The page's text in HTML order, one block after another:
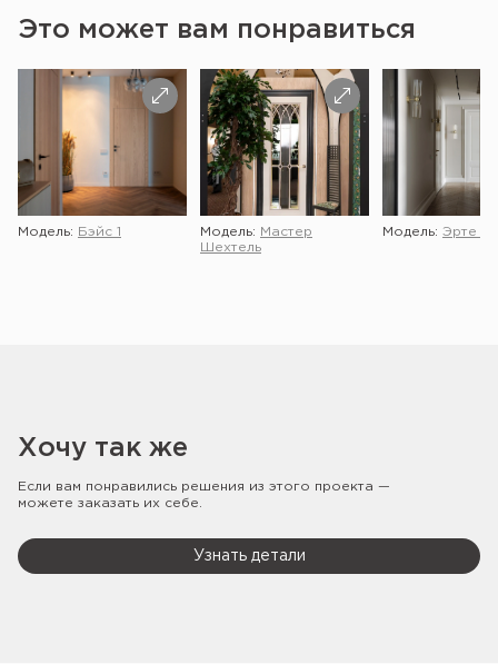
Это может вам понравиться
Модель: Бэйс 1 Модель:
Мастер
Шехтель
Модель: Эрте 2
Хочу так же
Если вам понравились решения из этого проекта —
можете заказать их себе.
Узнать детали